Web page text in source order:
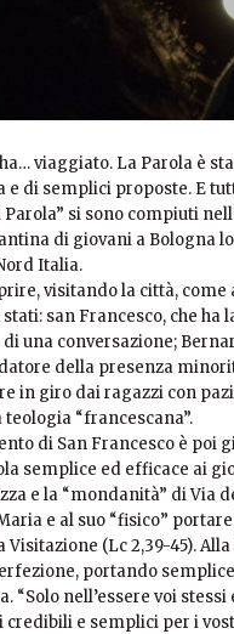
viaggiato. La Parola è
e di semplici proposte. E
si sono compiuti
di giovani a Bologna
Italia.
visitando la città,
san Francesco, che
di una conversazione;
della presenza
in giro dai ragazzi con
“francescana”.
di San Francesco è poi
semplice ed efficace ai
e la “mondanità” di Via
e al suo “fisico”
Visitazione (Lc 2,39-45).
portando
“Solo nell’essere voi
credibili e semplici per i